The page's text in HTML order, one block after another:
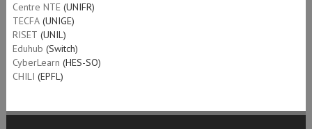
Centre NTE(UNIFR)
TECFA(UNIGE)
RISET (UNIL)
Eduhub (Switch)
CyberLearn (HES-SO)
CHILI (EPFL)